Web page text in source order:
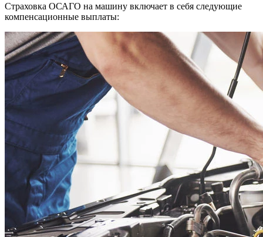
Страховка ОСАГО на машину включает в себя следующие
компенсационные выплаты: